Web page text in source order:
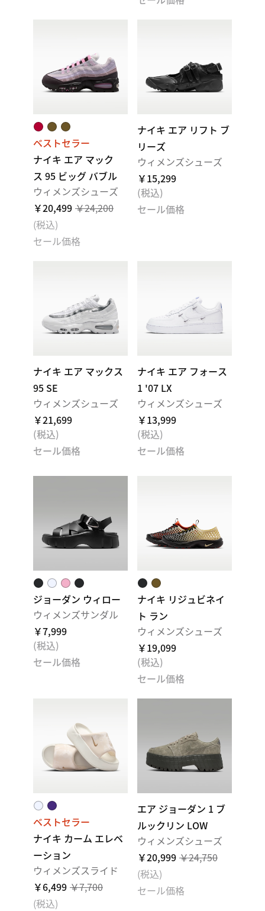
ベストセラー
ナイキ エア マック
ス 95 ビッグ バブル
ウィメンズシューズ
￥20,499 ￥24,200
(税込)
セール価格
ナイキ エア リフト ブ
リーズ
ウィメンズシューズ
￥15,299
(税込)
セール価格
ナイキ エア マックス
95 SE
ウィメンズシューズ
￥21,699
(税込)
セール価格
ナイキ エア フォース
1 '07 LX
ウィメンズシューズ
￥13,999
(税込)
セール価格
ジョーダン ウィロー
ウィメンズサンダル
￥7,999
(税込)
セール価格
ナイキ リジュビネイ
ト ラン
ウィメンズシューズ
￥19,099
(税込)
セール価格
ベストセラー
ナイキ カーム エレベ
ーション
ウィメンズスライド
￥6,499 ￥7,700
(税込)
エア ジョーダン 1 ブ
ルックリン LOW
ウィメンズシューズ
￥20,999 ￥24,750
(税込)
セール価格